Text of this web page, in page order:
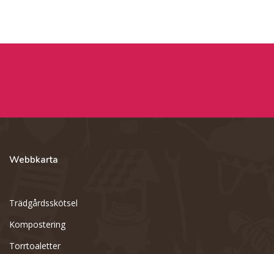
Webbkarta
Trädgårdsskötsel
Kompostering
Torrtoaletter